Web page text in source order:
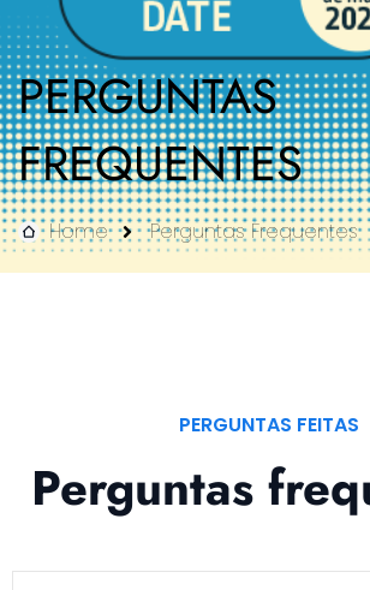
PERGUNTAS
FREQUENTES
Home Perguntas Frequentes
PERGUNTAS FEITAS
Perguntas